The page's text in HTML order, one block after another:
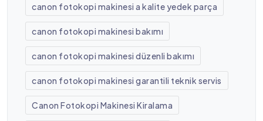
canon fotokopi makinesi a kalite yedek parça
canon fotokopi makinesi bakımı
canon fotokopi makinesi düzenli bakımı
canon fotokopi makinesi garantili teknik servis
Canon Fotokopi Makinesi Kiralama